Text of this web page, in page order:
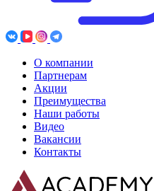
О компании
Партнерам
Акции
Преимущества
Наши работы
Видео
Вакансии
Контакты